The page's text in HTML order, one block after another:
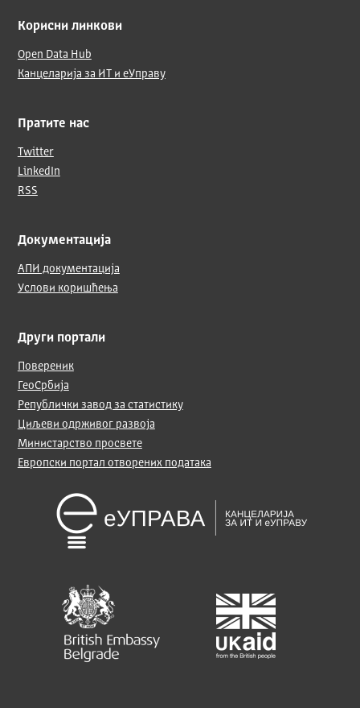
Корисни линкови
Open Data Hub
Канцеларија за ИТ и еУправу
Пратите нас
Twitter
LinkedIn
RSS
Документација
АПИ документација
Услови коришћења
Други портали
Повереник
ГеоСрбија
Републички завод за статистику
Циљеви одрживог развоја
Министарство просвете
Европски портал отворених података